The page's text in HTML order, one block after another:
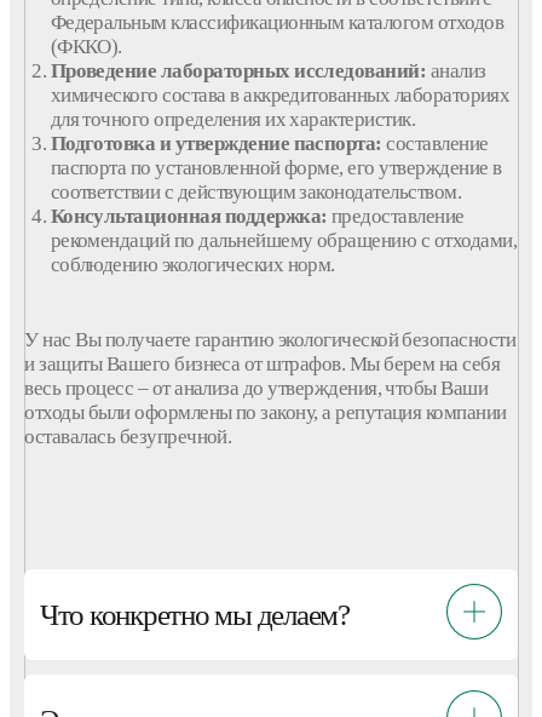
Федеральным классификационным каталогом отходов
(ФККО).
Проведение лабораторных исследований: анализ
химическогосостава в аккредитованных лабораториях
для точного определения их характеристик.
Подготовка и утверждение паспорта:составление
паспорта по установленнойформе, его утверждение в
соответствии с действующим законодательством.
Консультационная поддержка: предоставление
рекомендаций по дальнейшему обращению с отходами,
соблюдению экологических норм.
У нас Вы получаете гарантию экологической безопасности
и защиты Вашего бизнеса от штрафов. Мы берем на себя
весьпроцесс – от анализа до утверждения, чтобы Ваши
отходыбыли оформлены по закону, а репутациякомпании
оставалась безупречной.
Что конкретно мы делаем?